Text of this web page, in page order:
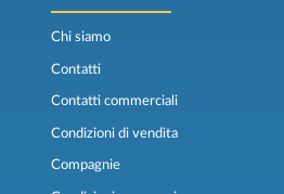
Chi siamo
Contatti
Contatti commerciali
Condizioni di vendita
Compagnie